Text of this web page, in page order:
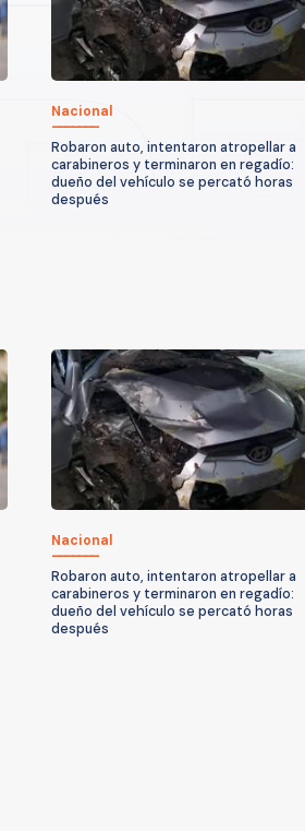
Nacional
Robaron auto, intentaron atropellar a
carabineros y terminaron en regadío:
dueño del vehículo se percató horas
después
Nacional
Robaron auto, intentaron atropellar a
carabineros y terminaron en regadío:
dueño del vehículo se percató horas
después